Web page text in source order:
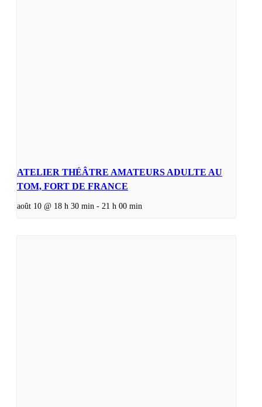
ATELIER THÉÂTRE AMATEURS ADULTE AU
TOM, FORT DE FRANCE
août 10 @ 18 h 30 min - 21 h 00 min